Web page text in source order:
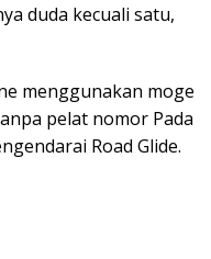
duda kecuali satu,
menggunakan moge
pelat nomor Pada
Road Glide.